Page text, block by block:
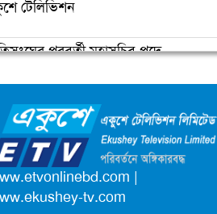
ইতিহাস
টেলিভিশন
পরবর্তী মহাসচিব পদে
অ্যাম্বাসেডর নিয়োগ দিচ্ছে একুশে
পেয়ে সচিব হলেন ২ কর্মকর্তা
|
tv.com